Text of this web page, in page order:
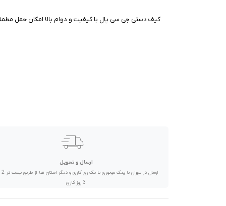
قیمت روز
کیف دستی جی سی پال با کیفیت و دوام بالا امکان حمل
ارسال و تحویل
3 روز کاری